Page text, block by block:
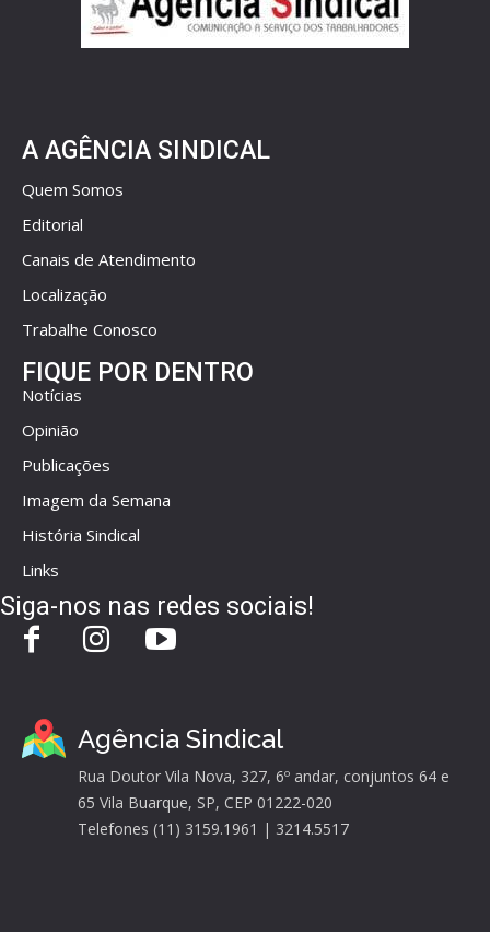
A AGÊNCIA SINDICAL
Quem Somos
Editorial
Canais de Atendimento
Localização
Trabalhe Conosco
FIQUE POR DENTRO
Notícias
Opinião
Publicações
Imagem da Semana
História Sindical
Links
Siga-nos nas redes sociais!
Agência Sindical
Rua Doutor Vila Nova, 327, 6º andar, conjuntos 64 e
65 Vila Buarque, SP, CEP 01222-020
Telefones (11) 3159.1961 | 3214.5517